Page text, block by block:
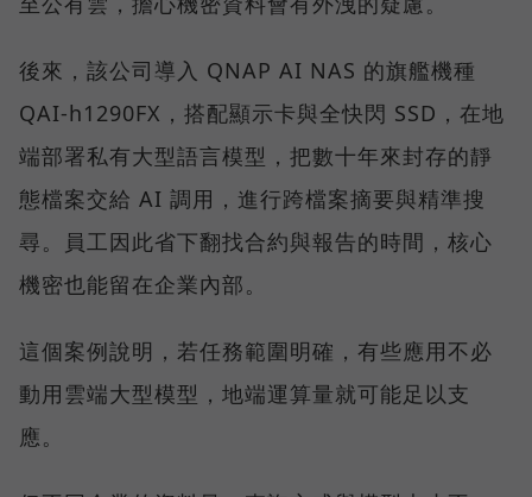
後來，該公司導入 QNAP AI NAS 的旗艦機種
QAI-h1290FX，搭配顯示卡與全快閃 SSD，在地
端部署私有大型語言模型，把數十年來封存的靜
態檔案交給 AI 調用，進行跨檔案摘要與精準搜
尋。員工因此省下翻找合約與報告的時間，核心
機密也能留在企業內部。
這個案例說明，若任務範圍明確，有些應用不必
動用雲端大型模型，地端運算量就可能足以支
應。